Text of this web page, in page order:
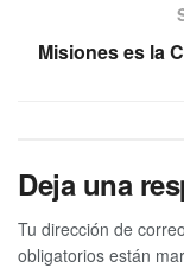
Misiones es la
Deja una
Tu dirección de
obligatorios están